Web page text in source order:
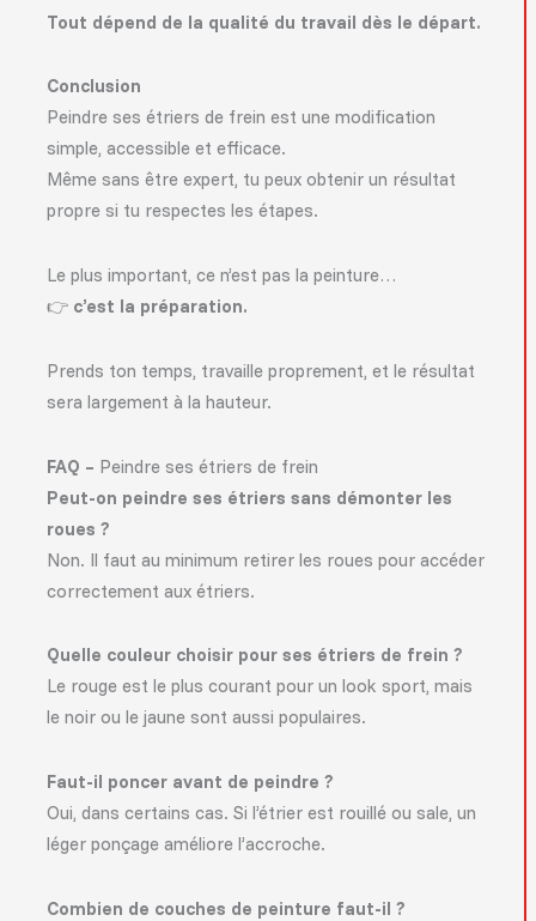
Tout dépend de la qualité du travail dès le départ.
Conclusion
Peindre ses étriers de frein est une modification
simple, accessible et efficace.
Même sans être expert, tu peux obtenir un résultat
propre si tu respectes les étapes.
Le plus important, ce n’est pas la peinture…
👉 c’est la préparation.
Prends ton temps, travaille proprement, et le résultat
sera largement à la hauteur.
FAQ – Peindre ses étriers de frein
Peut-on peindre ses étriers sans démonter les
roues ?
Non. Il faut au minimum retirer les roues pour accéder
correctement aux étriers.
Quelle couleur choisir pour ses étriers de frein ?
Le rouge est le plus courant pour un look sport, mais
le noir ou le jaune sont aussi populaires.
Faut-il poncer avant de peindre ?
Oui, dans certains cas. Si l’étrier est rouillé ou sale, un
léger ponçage améliore l’accroche.
Combien de couches de peinture faut-il ?